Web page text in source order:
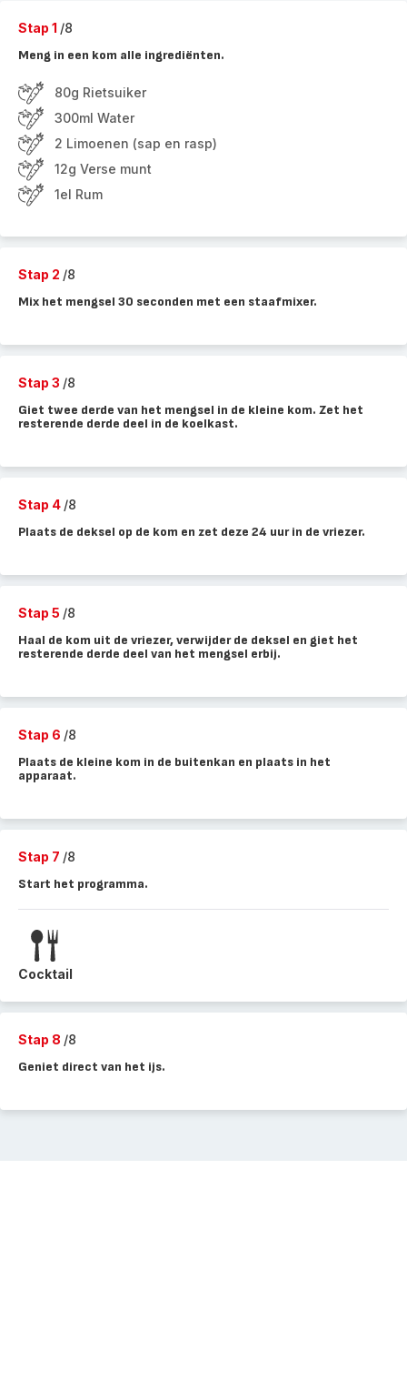
Stap 1 /8
Meng in een kom alle ingrediënten.
80g Rietsuiker
300ml Water
2 Limoenen (sap en rasp)
12g Verse munt
1el Rum
Stap 2 /8
Mix het mengsel 30 seconden met een staafmixer.
Stap 3 /8
Giet twee derde van het mengsel in de kleine kom. Zet het
resterende derde deel in de koelkast.
Stap 4 /8
Plaats de deksel op de kom en zet deze 24 uur in de vriezer.
Stap 5 /8
Haal de kom uit de vriezer, verwijder de deksel en giet het
resterende derde deel van het mengsel erbij.
Stap 6 /8
Plaats de kleine kom in de buitenkan en plaats in het
apparaat.
Stap 7 /8
Start het programma.
Cocktail
Stap 8 /8
Geniet direct van het ijs.